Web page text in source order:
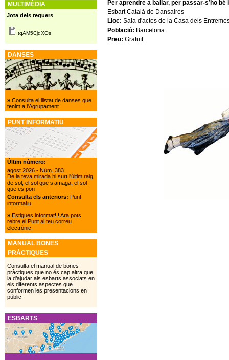
Per aprendre a ballar, per passar-s’ho bé
Esbart Català de Dansaires
Lloc: Sala d'actes de la Casa dels
Població: Barcelona
Preu: Gratuït
MULTIMÈDIA
Jota dels reguers
tqAM5CjdXOs
DANSES
»Consulta el llistat de danses que
tenim a l'Agrupament
PUNT INFORMATIU
Últim número:
agost 2026 - Núm. 383
De la teva mirada hi surt l'últim raig
de sol, el sol que s’amaga, el sol
que es pon
Consulta els anteriors: Punt
informatiu
»Estigues informat!!! Ara pots
rebre el Punt al teu correu
electrònic.
MANUAL BONES
PRÀCTIQUES
Consulta el manual de bones
pràctiques que no és cap altra que
la d’ajudar als esbarts associats en
els diferents aspectes que
conformen les presentacions en
públic
ESBARTS